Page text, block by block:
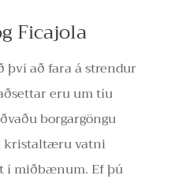
Ficajola
að fara á strendur
eru um tíu
borgargöngu
kristaltæru vatni
í miðbænum. Ef þú